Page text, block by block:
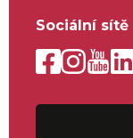
Sociální sítě